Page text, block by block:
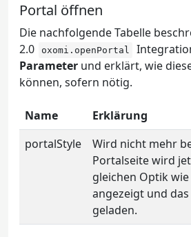
Portal öffnen
Die nachfolgende Tabelle
2.0
oxomi.openPortal
Parameter und erklärt, wie
können, sofern nötig.
Name
Erklärung
portalStyle
Wird nicht mehr
Portalseite wird
gleichen Optik
angezeigt und das
geladen.